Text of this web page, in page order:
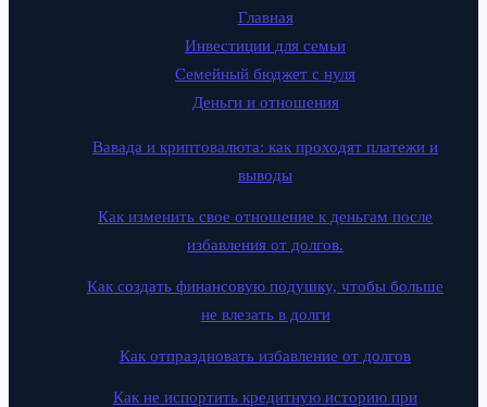
Главная
Инвестиции для семьи
Семейный бюджет с нуля
Деньги и отношения
Вавада и криптовалюта: как проходят платежи и
выводы
Как изменить свое отношение к деньгам после
избавления от долгов.
Как создать финансовую подушку, чтобы больше
не влезать в долги
Как отпраздновать избавление от долгов
Как не испортить кредитную историю при